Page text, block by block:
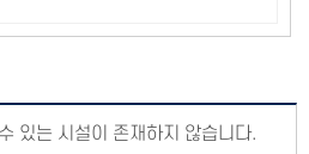
있는 시설이 존재하지 않습니다.